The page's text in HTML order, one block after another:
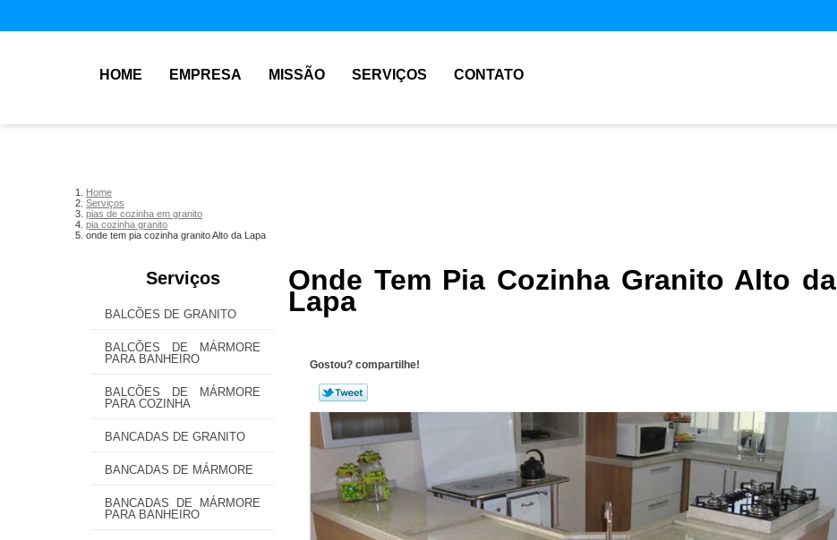
HOME EMPRESA MISSÃO SERVIÇOS CONTATO
Home
Serviços
pias de cozinha em granito
pia cozinha granito
onde tem pia cozinha granito Alto da Lapa
Serviços
BALCÕES DE GRANITO
BALCÕES DE MÁRMORE
PARA BANHEIRO
BALCÕES DE MÁRMORE
PARA COZINHA
BANCADAS DE GRANITO
BANCADAS DE MÁRMORE
BANCADAS DE MÁRMORE
PARA BANHEIRO
Onde Tem Pia Cozinha Granito Alto da
Lapa
Gostou? compartilhe!